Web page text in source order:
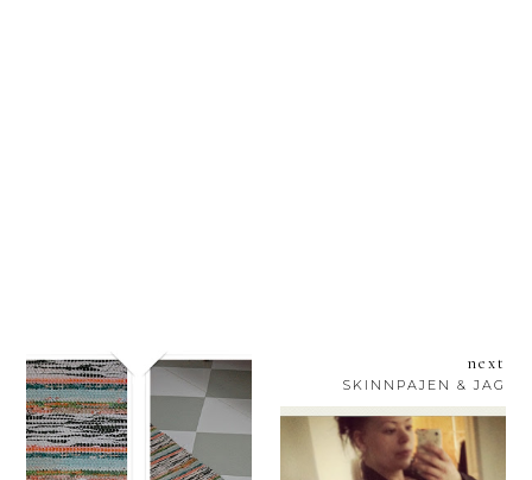
next
SKINNPAJEN & JAG